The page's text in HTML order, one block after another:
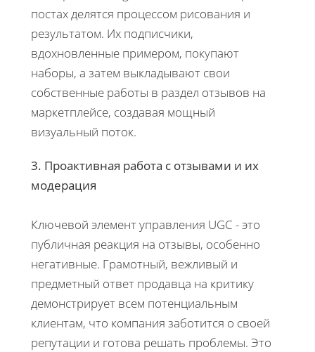
постах делятся процессом рисования и
результатом. Их подписчики,
вдохновленные примером, покупают
наборы, а затем выкладывают свои
собственные работы в раздел отзывов на
маркетплейсе, создавая мощный
визуальный поток.
3. Проактивная работа с отзывами и их
модерация
Ключевой элемент управления UGC - это
публичная реакция на отзывы, особенно
негативные. Грамотный, вежливый и
предметный ответ продавца на критику
демонстрирует всем потенциальным
клиентам, что компания заботится о своей
репутации и готова решать проблемы. Это